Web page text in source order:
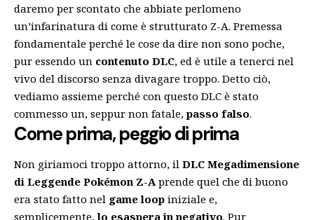
daremo per scontato che abbiate perlomeno
un’infarinatura di come è strutturato Z-A. Premessa
fondamentale perché le cose da dire non sono poche,
pur essendo un contenuto DLC, ed è utile a tenerci nel
vivo del discorso senza divagare troppo. Detto ciò,
vediamo assieme perché con questo DLC è stato
commesso un, seppur non fatale, passo falso.
Come prima, peggio di prima
Non giriamoci troppo attorno, il DLC Megadimensione
di Leggende Pokémon Z-Aprende quel che di buono
era stato fatto nel game loop iniziale e,
semplicemente,lo esaspera in negativo. Pur